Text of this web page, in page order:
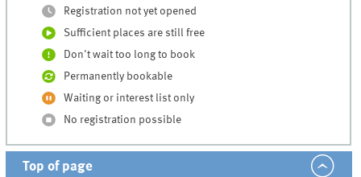
Registration not yet opened
Sufficient places are still free
Don't wait too long to book
Permanently bookable
Waiting or interest list only
No registration possible
Top of page